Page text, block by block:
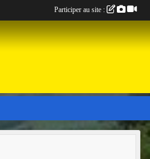
Participer au site :